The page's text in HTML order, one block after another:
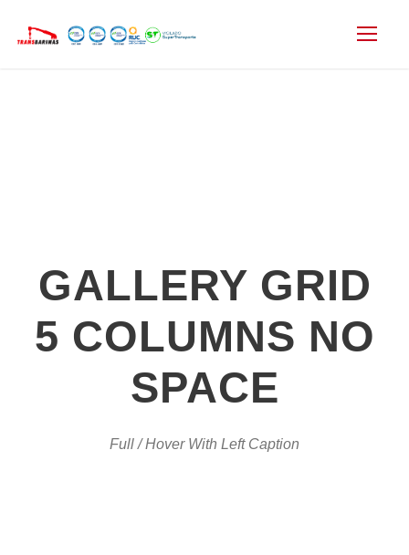
GALLERY GRID
5 COLUMNS NO
SPACE
Full / Hover With Left Caption